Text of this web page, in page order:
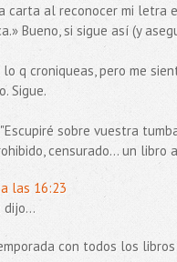
carta al reconocer mi letra
Bueno, si sigue así (y
q croniqueas, pero me
Sigue.
sobre vuestra
censurado... un libro
las 16:23
dijo...
con todos los